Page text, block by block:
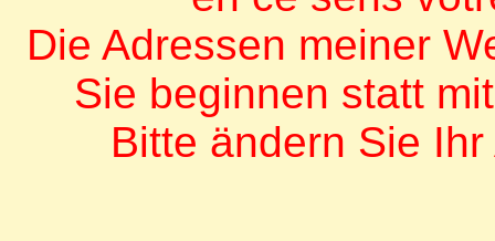
Die Adressen meiner
Sie beginnen statt
Bitte ändern Sie